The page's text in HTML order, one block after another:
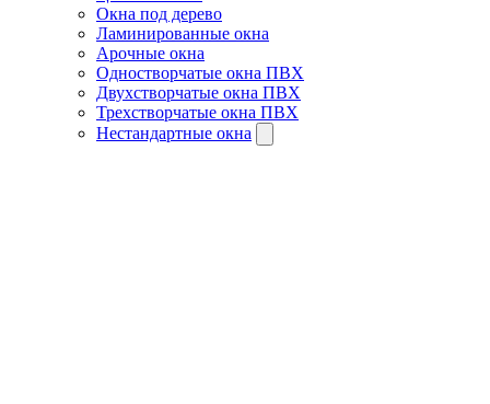
Окна под дерево
Ламинированные окна
Арочные окна
Одностворчатые окна ПВХ
Двухстворчатые окна ПВХ
Трехстворчатые окна ПВХ
Нестандартные окна